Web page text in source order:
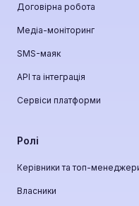
Договірна робота
Медіа-моніторинг
SMS-маяк
API та інтеграція
Сервіси платформи
Ролі
Керівники та топ-
Власники